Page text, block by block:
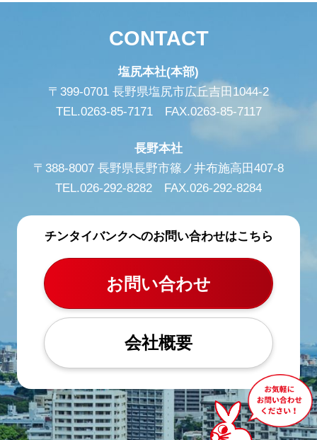
CONTACT
塩尻本社(本部)
〒399-0701 長野県塩尻市広丘吉田1044-2
TEL.0263-85-7171 FAX.0263-85-7117
長野本社
〒388-8007 長野県長野市篠ノ井布施高田407-8
TEL.026-292-8282 FAX.026-292-8284
チンタイバンクへのお問い合わせはこちら
お問い合わせ
会社概要